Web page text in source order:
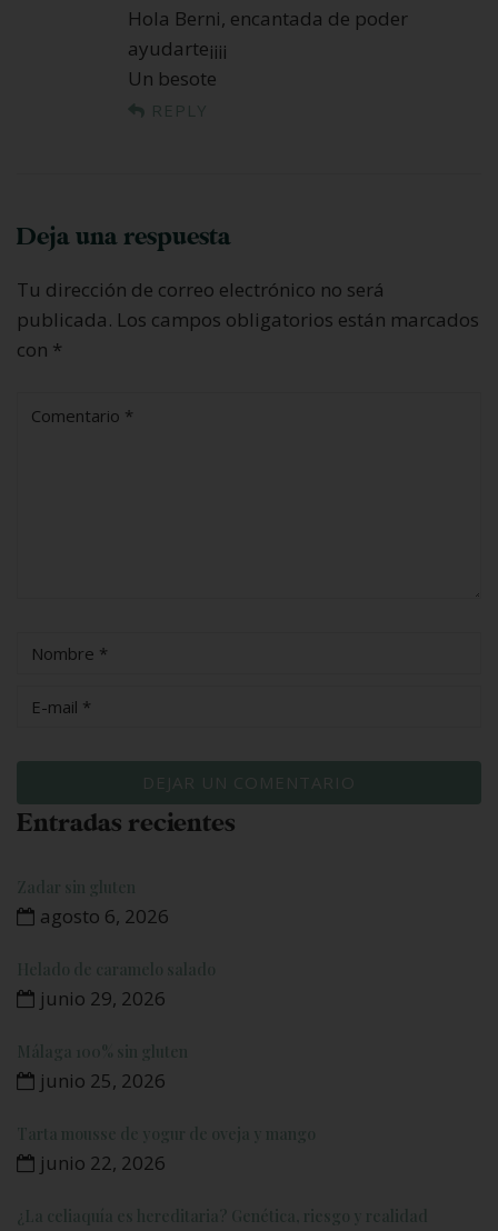
Hola Berni, encantada de poder
ayudarte¡¡¡¡
Un besote
REPLY
Deja una respuesta
Tu dirección de correo electrónico no será
publicada. Los campos obligatorios están marcados
con *
Entradas recientes
Zadar sin gluten
agosto 6, 2026
Helado de caramelo salado
junio 29, 2026
Málaga 100% sin gluten
junio 25, 2026
Tarta mousse de yogur de oveja y mango
junio 22, 2026
¿La celiaquía es hereditaria? Genética, riesgo y realidad